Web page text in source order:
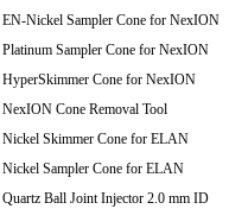
EN-Nickel Sampler Cone for NexION
Platinum Sampler Cone for NexION
HyperSkimmer Cone for NexION
NexION Cone Removal Tool
Nickel Skimmer Cone for ELAN
Nickel Sampler Cone for ELAN
Quartz Ball Joint Injector 2.0 mm ID